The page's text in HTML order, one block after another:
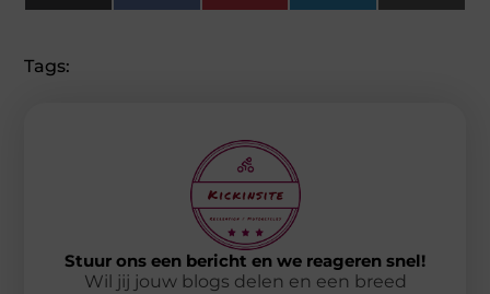
(Twitter)
Tags:
Stuur ons een bericht en we reageren snel!
Wil jij jouw blogs delen en een breed